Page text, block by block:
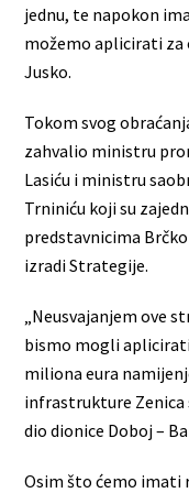
jednu, te napokon
možemo aplicirati
Jusko.
Tokom svog
zahvalio ministru
Lasiću i ministru
Trniniću koji su
predstavnicima
izradi Strategije.
„Neusvajanjem ove
bismo mogli aplicirati
miliona eura
infrastrukture Zenica
dio dionice Doboj –
Osim što ćemo imati